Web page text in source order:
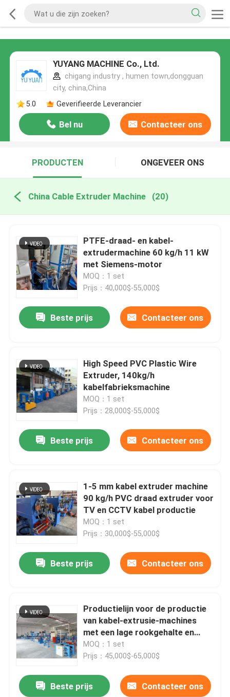
YUYANG MACHINE Co., Ltd.
chigang industry , humen town,dongguan
city, china,China
5.0
Geverifieerde Leverancier
Bel nu Contacteer ons
PRODUCTEN ONGEVEER ONS
China Cable Extruder Machine (20)
PTFE-draad- en kabel-
extrudermachine 60 kg/h 11 kW
met Siemens-motor
MOQ：1 set
Prijs：40,000$-55,000$
Beste prijs Contacteer ons
High Speed PVC Plastic Wire
Extruder, 140kg/h
kabelfabrieksmachine
MOQ：1 set
Prijs：28,000$-55,000$
Beste prijs Contacteer ons
1-5 mm kabel extruder machine
90 kg/h PVC draad extruder voor
TV en CCTV kabel productie
MOQ：1 set
Prijs：30,000$-55,000$
Beste prijs Contacteer ons
Productielijn voor de productie
van kabel-extrusie-machines
met een lage rookgehalte en
geen halogeen 80
MOQ：1 set
Prijs：45,000$-65,000$
Beste prijs Contacteer ons